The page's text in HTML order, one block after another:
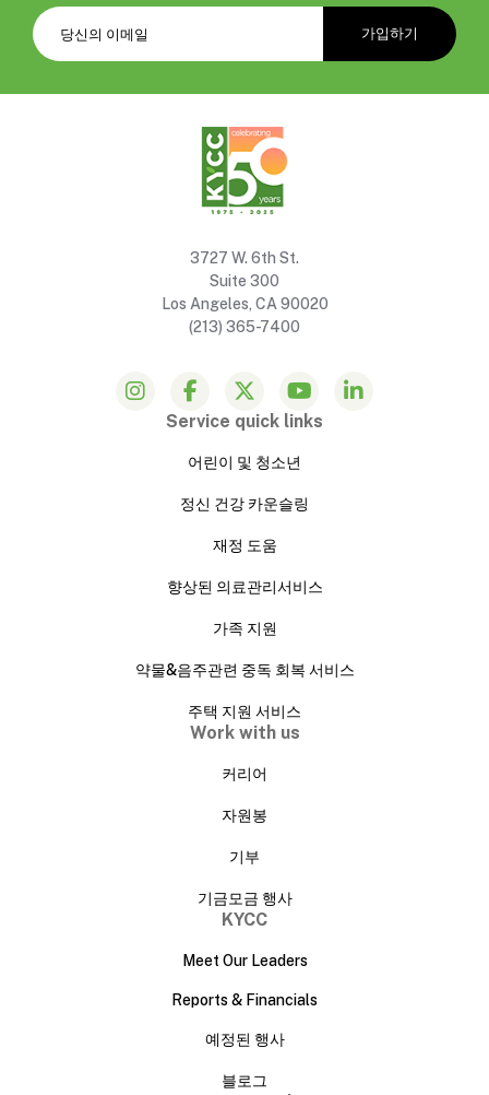
3727 W. 6th St.
Suite 300
Los Angeles, CA 90020
(213) 365-7400
Service quick links
어린이 및 청소년
정신 건강 카운슬링
재정 도움
향상된 의료관리서비스
가족 지원
약물&음주관련 중독 회복 서비스
주택 지원 서비스
Work with us
커리어
자원봉
기부
기금모금 행사
KYCC
Meet Our Leaders
Reports & Financials
예정된 행사
블로그